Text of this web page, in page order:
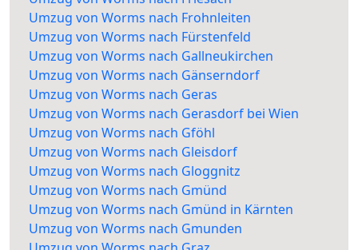
Umzug von Worms nach Frohnleiten
Umzug von Worms nach Fürstenfeld
Umzug von Worms nach Gallneukirchen
Umzug von Worms nach Gänserndorf
Umzug von Worms nach Geras
Umzug von Worms nach Gerasdorf bei Wien
Umzug von Worms nach Gföhl
Umzug von Worms nach Gleisdorf
Umzug von Worms nach Gloggnitz
Umzug von Worms nach Gmünd
Umzug von Worms nach Gmünd in Kärnten
Umzug von Worms nach Gmunden